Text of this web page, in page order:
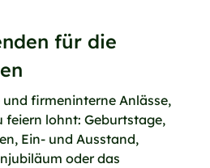
für die
firmeninterne Anlässe,
feiern lohnt: Geburtstage,
Ein- und Ausstand,
oder das